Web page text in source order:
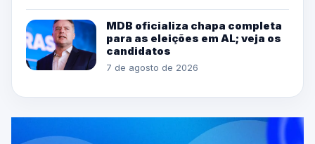
MDB oficializa chapa completa
para as eleições em AL; veja os
candidatos
7 de agosto de 2026